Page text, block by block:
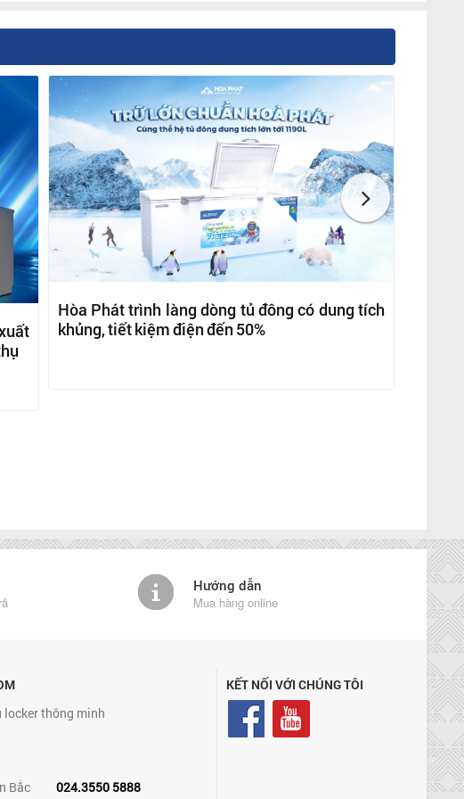
Hòa Phát trình làng dòng tủ đông có dung tích
khủng, tiết kiệm điện đến 50%
Hướng dẫn
Mua hàng online
locker thông minh
Bắc
024.3550 5888
KẾT NỐI VỚI CHÚNG TÔI